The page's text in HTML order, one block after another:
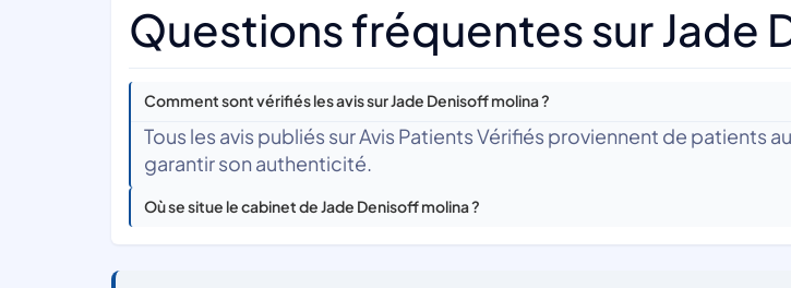
Questions fréquentes sur Jade
Comment sont vérifiés les avis sur Jade Denisoff molina ?
Tous les avis publiés sur Avis Patients Vérifiés proviennent de patients
garantir son authenticité.
Où se situe le cabinet de Jade Denisoff molina ?